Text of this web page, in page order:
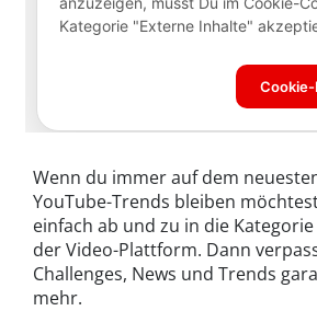
Wenn du immer auf dem
YouTube-Trends bleiben
einfach ab und zu in die Kategorie
der Video-Plattform. Dann
Challenges, News und Trends
mehr.